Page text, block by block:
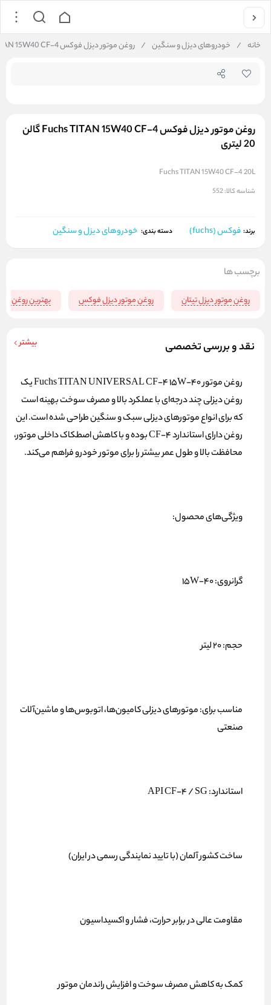
خانه / خودروهای دیزل و سنگین / روغن موتور دیزل فوکس Fuchs TITAN 15W40 CF-4 گالن 20 لیتری
روغن موتور دیزل فوکس Fuchs TITAN 15W40 CF-4 گالن
20 لیتری
Fuchs TITAN 15W40 CF-4 20L
شناسه کالا:552
برند: فوکس (fuchs) دسته بندی: خودروهای دیزل و سنگین
نقد و بررسی تخصصی بیشتر
روغن موتور Fuchs TITAN UNIVERSAL CF-4 15W-40 یک
روغن دیزلی چند درجه‌ای با عملکرد بالا و مصرف سوخت بهینه است
که برای انواع موتورهای دیزلی سبک و سنگین طراحی شده است. این
روغن دارای استاندارد CF-4 بوده و با کاهش اصطکاک داخلی موتور،
محافظت بالا و طول عمر بیشتر را برای موتور خودرو فراهم می‌کند.
ویژگی‌های محصول:
گرانروی: 15W-40
حجم: 20 لیتر
مناسب برای: موتورهای دیزلی کامیون‌ها، اتوبوس‌ها و ماشین‌آلات
صنعتی
استاندارد: API CF-4 / SG
ساخت کشور آلمان (با تایید نمایندگی رسمی در ایران)
مقاومت عالی در برابر حرارت، فشار و اکسیداسیون
کمک به کاهش مصرف سوخت و افزایش راندمان موتور
برچسب ها
روغن موتور دیزل تیتان روغن موتور دیزل فوکس بهترین روغن